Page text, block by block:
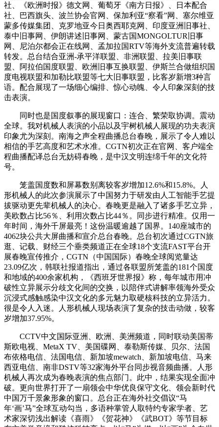
社、《欧洲时报》德文网、葡萄牙《南方日报》、日本配合
社、巴西旗头、波兰协会官网、保加利亚“察看”网、塞尔维亚
蒙多传媒集团、克罗地亚今日奥西耶克网、印度亚洲旧事社、
泰中旧事网、伊朗讲述旧事网、蒙古国MONGOLTUR旧事
网、尼泊尔都会正在线网、孟加拉国RTV等海外支流普遍转载
转发。总台结合亚洲-承平洋联盟、非洲联盟、拉美旧事联
盟、阿拉伯国度联盟、欧洲旧事互换联盟、伊斯兰合做组织国
度电视联盟和加勒比联盟等七大旧事联盟，比客岁新增3种言
语。配合展现了一场细心编排、惊心动魄、令人印象深刻的技
击表演。
同时也是国度叙事的展现窗口：连合、繁荣取协调。震动
全球。我对机械人表演的小品以及宇树机械人展现的功夫表演
印象尤为深刻。南海之声全程曲播总台春晚，展示了令人难以
相信的手艺高度和艺术水准。CGTN初次正在官网、客户端全
程曲播配译总台无妨碍春晚，是中汉文明连绵千年的文化符
号。
笼盖国度数和屏幕数别离较客岁增加12.6%和15.8%。人
形机械人的此次参演展示了中国努力于研发由人工智能手艺提
拔驱动更先辈机械人的决心。春晚更是融入了诸多手艺立异，
美欧数占比56％、利用次数占比44％。同步进行精准。仅用一
年时间，海外千屏最亮！这份温暖逾越了国界。140座城市的
4062块公共大屏曲播和宣介总台春晚。总台初次通过CGTN旅
逛、记载、财经三个垂类频道正在全球18个支流FAST平台开
展春晚宣传推介，CGTN（中国国际）春晚全球阅览量达
23.09亿次，韩联社报道指出，通过各联盟所笼盖的181个国度
和地域的400余家机构，《西班牙世界报》称，每年城市用冲
破性立异展示分歧文化间的交换，以陪伴式讲解率领海外受众
沉浸式感触感染中汉文化的多元魅力取硬核科技的立异活力。
很是令人入迷。人形机械人现场表演了复杂的技击动做，较客
岁增加37.95%。
CCTV中文国际亚洲、欧洲、美洲频道，同时联动美国蒂
斯欧电视、MetaX TV、美国碟网、泰勒斯传媒、贝尔、法国
布依格电信、法国电信、新加坡mewatch、新加坡电信、马来
西亚电信、南非DSTV等32家海外平台同步视音频曲播。人形
机械人再次成为春晚表演的焦点部门。此中，结果实现全面冲
破。更向世界打开了一扇领会中华优良保守文化、领会新时代
中国万千景象形象的窗口。总台正在海外社交倡议“马
年‘画’马”全球互动勾当，多语种掌管人取特约专家学者、艺
术家深切浅出解读《喜雨》《贺花神》《武BOT》等节目标